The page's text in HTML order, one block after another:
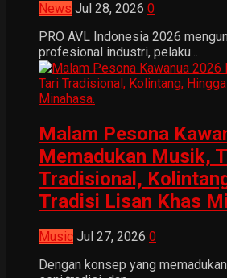
News Jul 28, 2026 0
PRO AVL Indonesia 2026
profesional industri, pelaku...
Malam Pesona
Memadukan Musik,
Tradisional,
Tradisi Lisan Khas
Music Jul 27, 2026 0
Dengan konsep yang